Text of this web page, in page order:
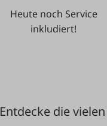
Heute noch Service
inkludiert!
Entdecke die